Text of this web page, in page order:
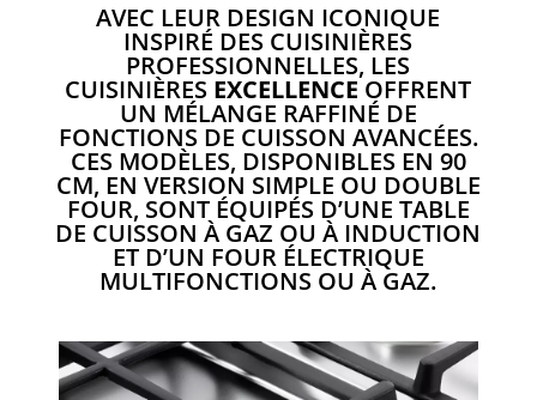
AVEC LEUR DESIGN ICONIQUE
INSPIRÉ DES CUISINIÈRES
PROFESSIONNELLES, LES
CUISINIÈRES EXCELLENCE OFFRENT
UN MÉLANGE RAFFINÉ DE
FONCTIONS DE CUISSON AVANCÉES.
CES MODÈLES, DISPONIBLES EN 90
CM, EN VERSION SIMPLE OU DOUBLE
FOUR, SONT ÉQUIPÉS D’UNE TABLE
DE CUISSON À GAZ OU À INDUCTION
ET D’UN FOUR ÉLECTRIQUE
MULTIFONCTIONS OU À GAZ.